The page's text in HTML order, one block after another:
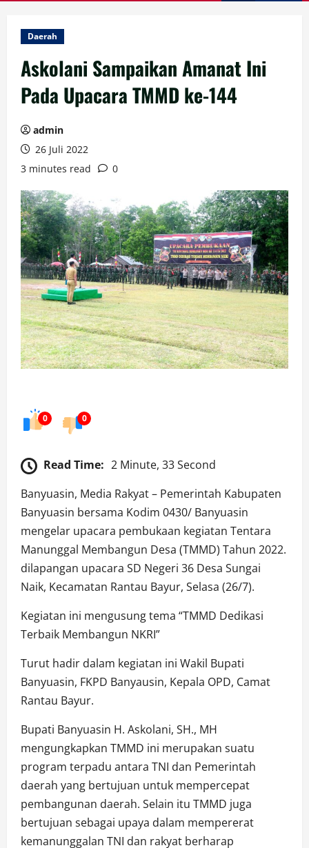
Daerah
Askolani Sampaikan Amanat Ini
Pada Upacara TMMD ke-144
admin
26 Juli 2022
3 minutes read
0
0 0
Read Time: 2 Minute, 33 Second
Banyuasin, Media Rakyat – Pemerintah Kabupaten
Banyuasin bersama Kodim 0430/ Banyuasin
mengelar upacara pembukaan kegiatan Tentara
Manunggal Membangun Desa (TMMD) Tahun 2022.
dilapangan upacara SD Negeri 36 Desa Sungai
Naik, Kecamatan Rantau Bayur, Selasa (26/7).
Kegiatan ini mengusung tema “TMMD Dedikasi
Terbaik Membangun NKRI”
Turut hadir dalam kegiatan ini Wakil Bupati
Banyuasin, FKPD Banyausin, Kepala OPD, Camat
Rantau Bayur.
Bupati Banyuasin H. Askolani, SH., MH
mengungkapkan TMMD ini merupakan suatu
program terpadu antara TNI dan Pemerintah
daerah yang bertujuan untuk mempercepat
pembangunan daerah. Selain itu TMMD juga
bertujuan sebagai upaya dalam mempererat
kemanunggalan TNI dan rakyat berharap